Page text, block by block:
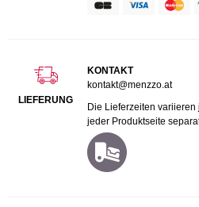
LIEFERUNG
KONTAKT
kontakt@menzzo.at
Die Lieferzeiten
jeder Produktseite